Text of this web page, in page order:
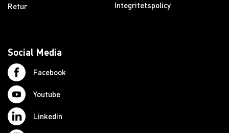
Retur
Integritetspolicy
Social Media
Facebook
Youtube
Linkedin